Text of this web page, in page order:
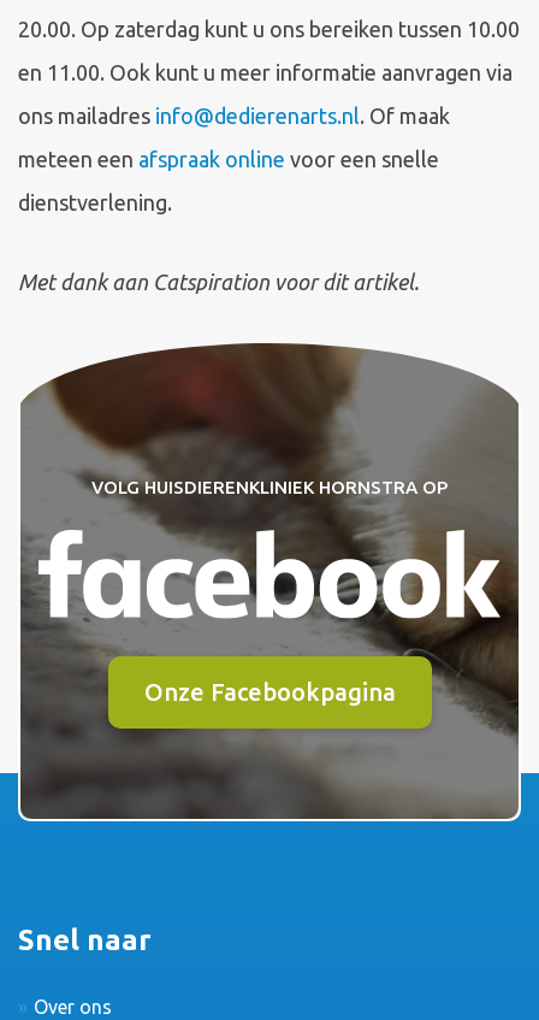
20.00. Op zaterdag kunt u ons bereiken tussen 10.00
en 11.00. Ook kunt u meer informatie aanvragen via
ons mailadres info@dedierenarts.nl. Of maak
meteen een afspraak online voor een snelle
dienstverlening.
Met dank aan Catspiration voor dit artikel.
VOLG HUISDIERENKLINIEK HORNSTRA OP
Onze Facebookpagina
Snel naar
Over ons